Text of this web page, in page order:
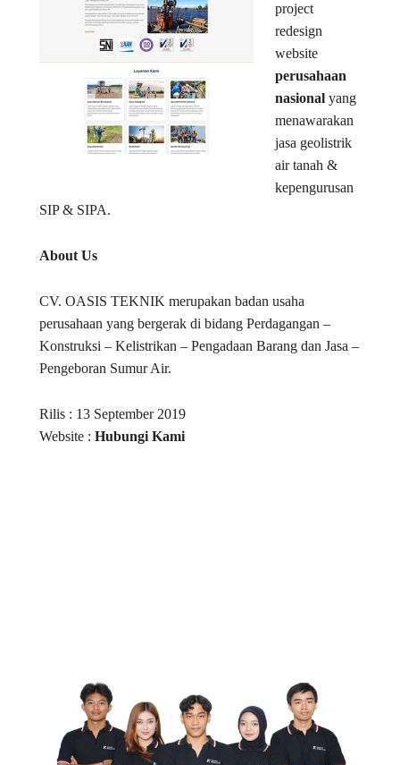
project
redesign
website
perusahaan
nasionalyang
menawarakan
jasa geolistrik
air tanah &
kepengurusan
SIP & SIPA.
About Us
CV. OASIS TEKNIK merupakan badan usaha
perusahaan yang bergerak di bidang Perdagangan –
Konstruksi – Kelistrikan – Pengadaan Barang dan Jasa –
Pengeboran Sumur Air.
Rilis : 13 September 2019
Website : Hubungi Kami